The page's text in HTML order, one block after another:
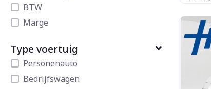
BTW
Marge
Type voertuig
Personenauto
Bedrijfswagen